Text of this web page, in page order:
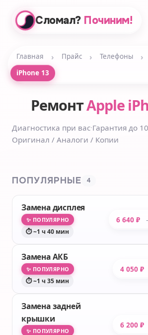
Сломал? Починим!
Главная › Прайс › Телефоны ›
iPhone 13
РемонтApple
Диагностика при вас·Гарантия до
Оригинал / Аналоги / Копии
ПОПУЛЯРНЫЕ 4
Замена дисплея
✨ ПОПУЛЯРНО
⏱ ~1 ч 40 мин
6 640 ₽
Замена АКБ
✨ ПОПУЛЯРНО
⏱ ~1 ч 35 мин
4 050 ₽
Замена задней
крышки
✨ ПОПУЛЯРНО
6 200 ₽